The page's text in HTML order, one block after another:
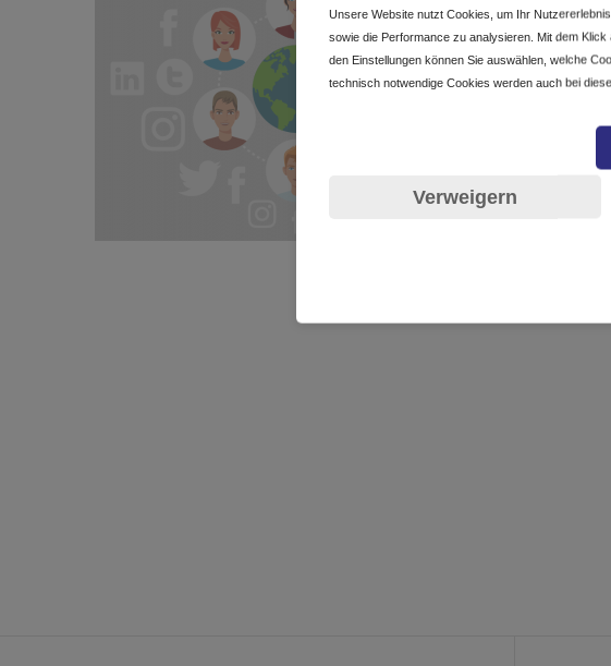
Reto
crear
Unsere Website nutzt Cookies, um Ihr
sowie die Performance zu analysieren. Mit dem
den Einstellungen können Sie auswählen, welche
technisch notwendige Cookies werden auch bei
Verweigern